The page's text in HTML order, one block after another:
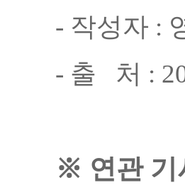
- 작성자 :
- 출 처 :
※ 연관 기